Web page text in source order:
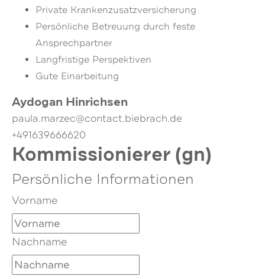
Private Krankenzusatzversicherung
Persönliche Betreuung durch feste
Ansprechpartner
Langfristige Perspektiven
Gute Einarbeitung
Aydogan Hinrichsen
paula.marzec@contact.biebrach.de
+491639666620
Kommissionierer (gn)
Persönliche Informationen
Vorname
Nachname